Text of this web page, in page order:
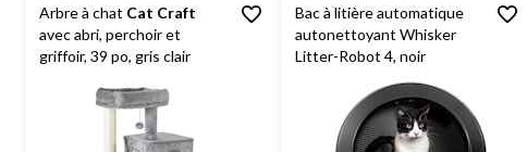
Arbre à chat Cat Craft
avec abri, perchoir et
griffoir, 39 po, gris clair
Bac à litière automatique
autonettoyant Whisker
Litter-Robot 4, noir